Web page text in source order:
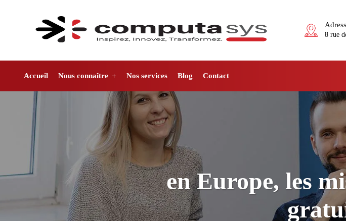
8 rue
Accueil Nous connaître Nos services Blog Contact
en Europe, les